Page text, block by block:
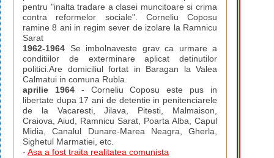
pentru "inalta tradare a clasei muncitoare si crima
contra reformelor sociale". Corneliu Coposu
ramine 8 ani in regim sever de izolare la Ramnicu
Sarat
1962-1964 Se imbolnaveste grav ca urmare a
conditiilor de exterminare aplicat detinutilor
politici.Are domiciliul fortat in Baragan la Valea
Calmatui in comuna Rubla.
aprilie 1964- Corneliu Coposu este pus in
libertate dupa 17 ani de detentie in penitenciarele
de la Vacaresti, Jilava, Pitesti, Malmaison,
Craiova, Aiud, Ramnicu Sarat, Poarta Alba, Capul
Midia, Canalul Dunare-Marea Neagra, Gherla,
Sighetul Marmatiei, etc.
- Asa a fost traita realitatea comunista